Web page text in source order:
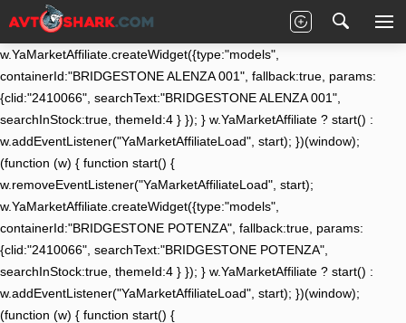
(function (w) { function start() {
w.removeEventListener("YaMarketAffiliateLoad", start);
w.YaMarketAffiliate.createWidget({type:"models",
containerId:"BRIDGESTONE ALENZA 001", fallback:true, params:
{clid:"2410066", searchText:"BRIDGESTONE ALENZA 001",
searchInStock:true, themeId:4 } }); } w.YaMarketAffiliate ? start() :
w.addEventListener("YaMarketAffiliateLoad", start); })(window);
(function (w) { function start() {
w.removeEventListener("YaMarketAffiliateLoad", start);
w.YaMarketAffiliate.createWidget({type:"models",
containerId:"BRIDGESTONE POTENZA", fallback:true, params:
{clid:"2410066", searchText:"BRIDGESTONE POTENZA",
searchInStock:true, themeId:4 } }); } w.YaMarketAffiliate ? start() :
w.addEventListener("YaMarketAffiliateLoad", start); })(window);
(function (w) { function start() {